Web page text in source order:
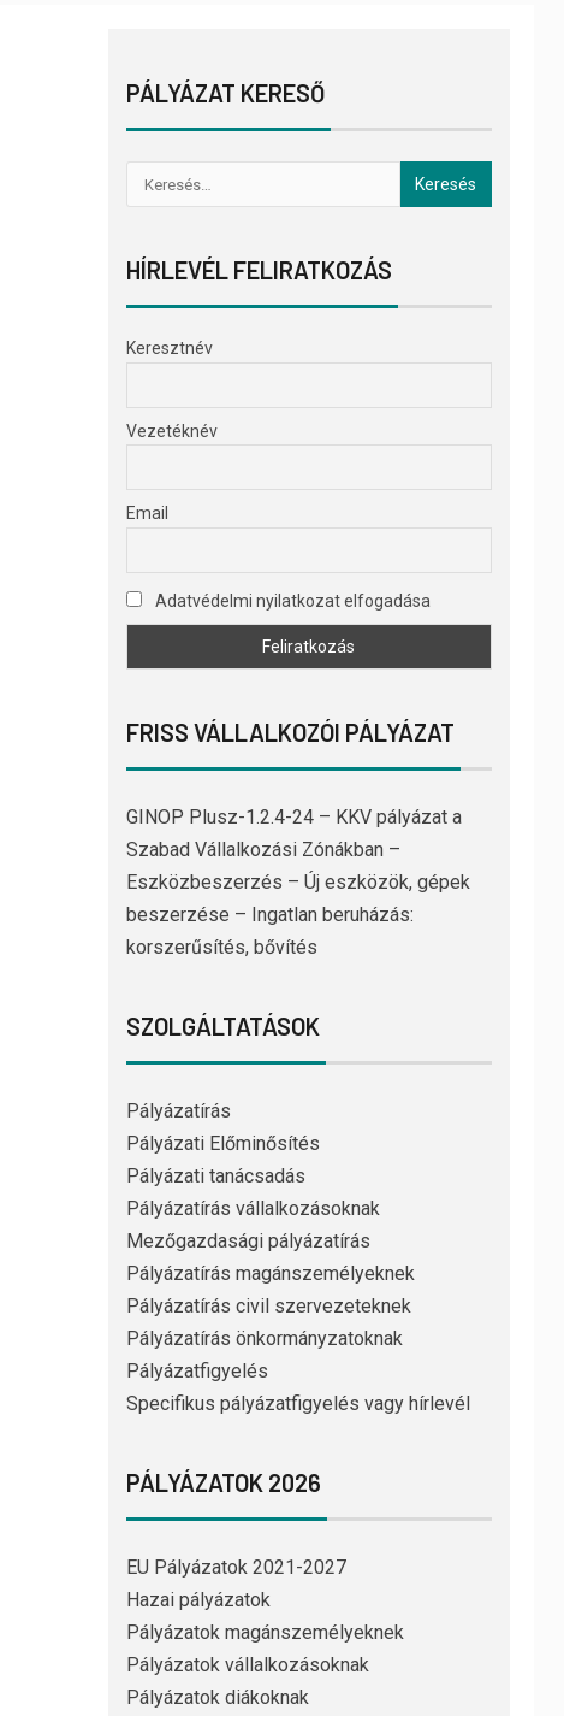
PÁLYÁZAT KERESŐ
HÍRLEVÉL FELIRATKOZÁS
Keresztnév
Vezetéknév
Email
Adatvédelmi nyilatkozat elfogadása
FRISS VÁLLALKOZÓI PÁLYÁZAT
GINOP Plusz-1.2.4-24 – KKV pályázat a
Szabad Vállalkozási Zónákban –
Eszközbeszerzés – Új eszközök, gépek
beszerzése – Ingatlan beruházás:
korszerűsítés, bővítés
SZOLGÁLTATÁSOK
Pályázatírás
Pályázati Előminősítés
Pályázati tanácsadás
Pályázatírás vállalkozásoknak
Mezőgazdasági pályázatírás
Pályázatírás magánszemélyeknek
Pályázatírás civil szervezeteknek
Pályázatírás önkormányzatoknak
Pályázatfigyelés
Specifikus pályázatfigyelés vagy hírlevél
PÁLYÁZATOK 2026
EU Pályázatok 2021-2027
Hazai pályázatok
Pályázatok magánszemélyeknek
Pályázatok vállalkozásoknak
Pályázatok diákoknak